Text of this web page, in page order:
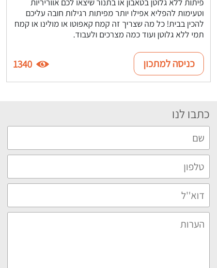
וטעימות להפליא אפילו יותר מפיתות רגילות חובה עליכם
להכין בבית! כל מה שצריך זה קמח קאפוטו או מולינו או קמח
תמי ללא גלוטן ועוד כמה מצרכים ולעבוד.
כניסה למתכון 1340
כתבו לנו